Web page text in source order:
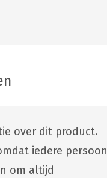
over dit product.
iedere persoon
om altijd